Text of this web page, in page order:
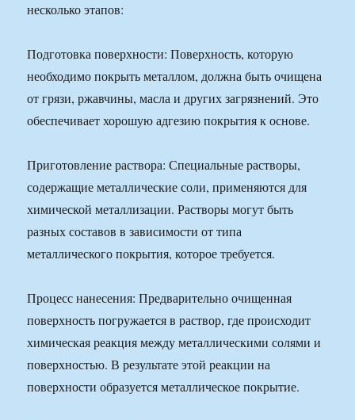
несколько этапов:
Подготовка поверхности: Поверхность, которую
необходимо покрыть металлом, должна быть очищена
от грязи, ржавчины, масла и других загрязнений. Это
обеспечивает хорошую адгезию покрытия к основе.
Приготовление раствора: Специальные растворы,
содержащие металлические соли, применяются для
химической металлизации. Растворы могут быть
разных составов в зависимости от типа
металлического покрытия, которое требуется.
Процесс нанесения: Предварительно очищенная
поверхность погружается в раствор, где происходит
химическая реакция между металлическими солями и
поверхностью. В результате этой реакции на
поверхности образуется металлическое покрытие.